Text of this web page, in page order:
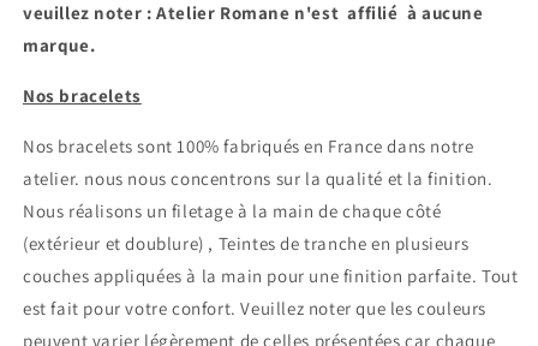
veuillez noter : Atelier Romane n'est affilié à aucune
marque.
Nos bracelets
Nos bracelets sont 100% fabriqués en France dans notre
atelier. nous nous concentrons sur la qualité et la finition.
Nous réalisons un filetage à la main de chaque côté
(extérieur et doublure) , Teintes de tranche en plusieurs
couches appliquées à la main pour une finition parfaite. Tout
est fait pour votre confort. Veuillez noter que les couleurs
peuvent varier légèrement de celles présentées car chaque